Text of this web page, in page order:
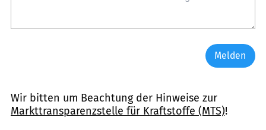
Melden
Wir bitten um Beachtung der Hinweise zur
Markttransparenzstelle für Kraftstoffe (MTS)!